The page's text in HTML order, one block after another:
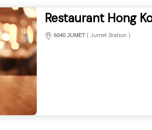
Restaurant Hong
6040 JUMET ( Jumet Station )